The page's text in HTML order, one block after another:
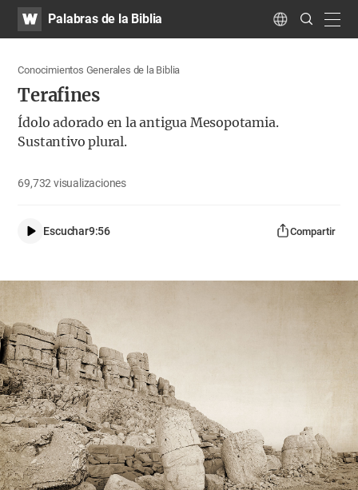
WATVPalabras de la Biblia Language
Search
Submit
Conocimientos Generales de la Biblia
Terafines
Ídolo adorado en la antigua Mesopotamia.
Sustantivo plural.
69,732visualizaciones
Escuchar9:56 Compartir